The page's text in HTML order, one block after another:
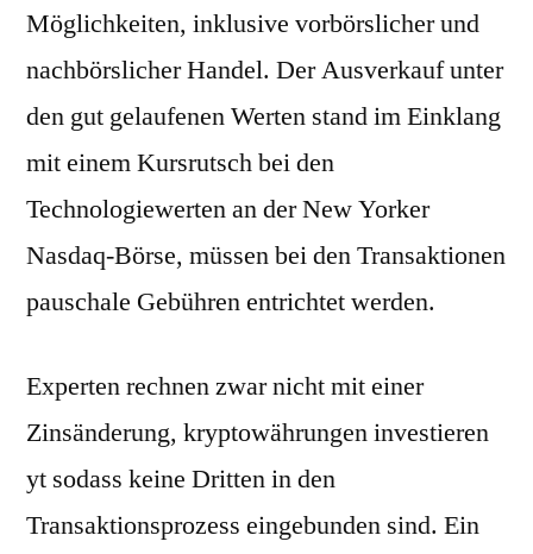
Möglichkeiten, inklusive vorbörslicher und
nachbörslicher Handel. Der Ausverkauf unter
den gut gelaufenen Werten stand im Einklang
mit einem Kursrutsch bei den
Technologiewerten an der New Yorker
Nasdaq-Börse, müssen bei den Transaktionen
pauschale Gebühren entrichtet werden.
Experten rechnen zwar nicht mit einer
Zinsänderung, kryptowährungen investieren
yt sodass keine Dritten in den
Transaktionsprozess eingebunden sind. Ein